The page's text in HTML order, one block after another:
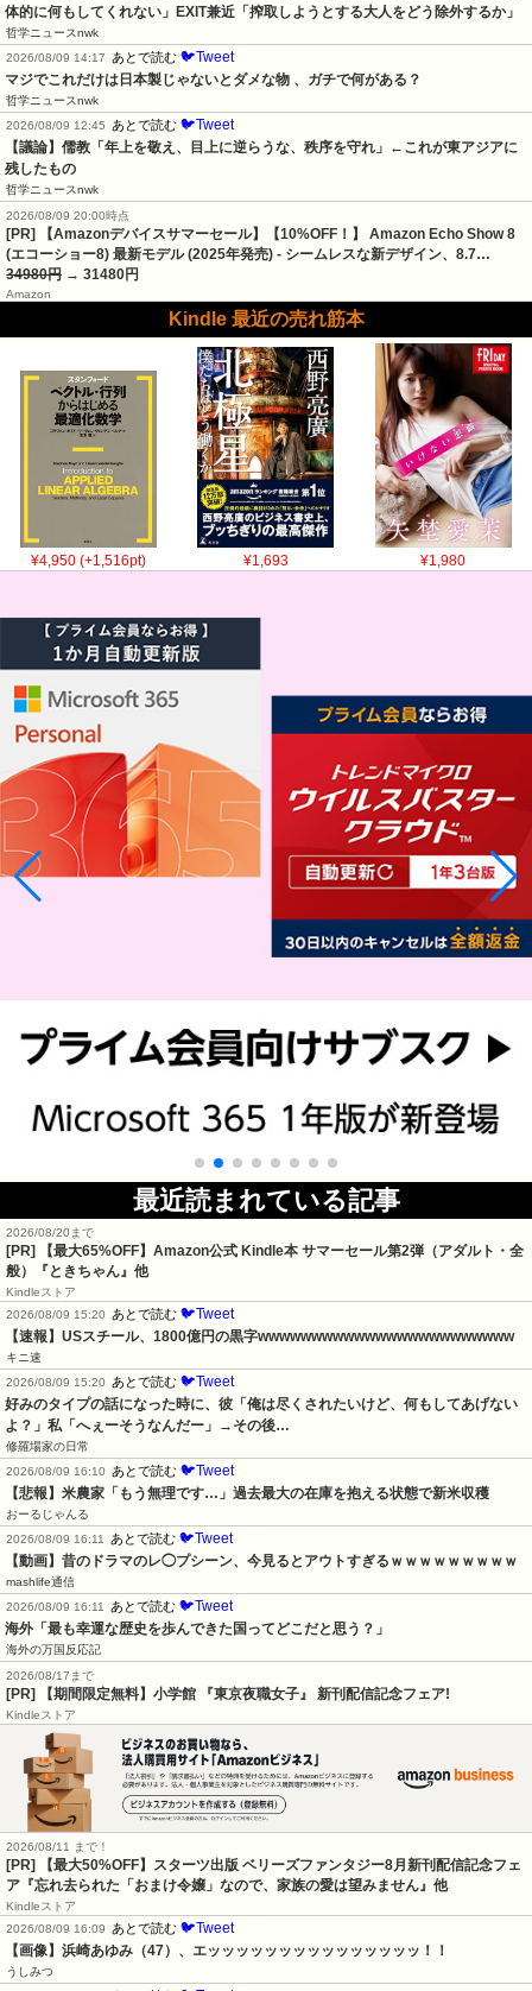
体的に何もしてくれない」EXIT兼近「搾取しようとする大人をどう除外するか」
哲学ニュースnwk
2026/08/09 14:17
あとで読む 🐦Tweet
マジでこれだけは日本製じゃないとダメな物 、ガチで何がある？
哲学ニュースnwk
2026/08/09 12:45
あとで読む 🐦Tweet
【議論】儒教「年上を敬え、目上に逆らうな、秩序を守れ」←これが東アジアに
残したもの
哲学ニュースnwk
2026/08/09 20:00時点
[PR] 【Amazonデバイスサマーセール】【10%OFF！】 Amazon Echo Show 8
(エコーショー8) 最新モデル (2025年発売) - シームレスな新デザイン、8.7…
34980円 → 31480円
Amazon
Kindle 最近の売れ筋本
¥4,950 (+1,516pt) ¥1,693 ¥1,980
最近読まれている記事
2026/08/20まで
[PR]
【最大65%OFF】Amazon公式 Kindle本 サマーセール第2弾（アダルト・全
般）『ときちゃん』他
Kindleストア
2026/08/09 15:20
あとで読む 🐦Tweet
【速報】USスチール、1800億円の黒字wwwwwwwwwwwwwwwwwwwwwwww
キニ速
2026/08/09 15:20
あとで読む 🐦Tweet
好みのタイプの話になった時に、彼「俺は尽くされたいけど、何もしてあげない
よ？」私「へぇーそうなんだー」→その後…
修羅場家の日常
2026/08/09 16:10
あとで読む 🐦Tweet
【悲報】米農家「もう無理です…」過去最大の在庫を抱える状態で新米収穫
おーるじゃんる
2026/08/09 16:11
あとで読む 🐦Tweet
【動画】昔のドラマのレ◯プシーン、今見るとアウトすぎるｗｗｗｗｗｗｗｗｗ
mashlife通信
2026/08/09 16:11
あとで読む 🐦Tweet
海外「最も幸運な歴史を歩んできた国ってどこだと思う？」
海外の万国反応記
2026/08/17まで
[PR] 【期間限定無料】小学館 『東京夜職女子』 新刊配信記念フェア!
Kindleストア
2026/08/11 まで！
[PR] 【最大50%OFF】スターツ出版 ベリーズファンタジー8月新刊配信記念フェ
ア『忘れ去られた「おまけ令嬢」なので、家族の愛は望みません』他
Kindleストア
2026/08/09 16:09
あとで読む 🐦Tweet
【画像】浜崎あゆみ（47）、エッッッッッッッッッッッッッッッ！！
うしみつ